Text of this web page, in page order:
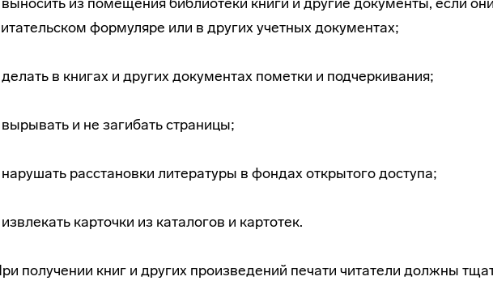
формуляре или в других учетных документах;
в книгах и других документах пометки и подчеркивания;
и не загибать страницы;
расстановки литературы в фондах открытого доступа;
карточки из каталогов и картотек.
получении книг и других произведений печати читатели должны